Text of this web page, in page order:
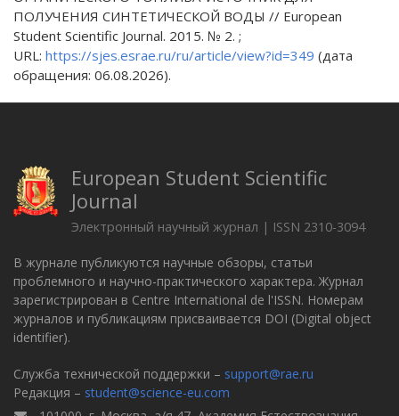
ПОЛУЧЕНИЯ СИНТЕТИЧЕСКОЙ ВОДЫ // European
Student Scientific Journal. 2015. № 2. ;
URL: https://sjes.esrae.ru/ru/article/view?id=349 (дата
обращения: 06.08.2026).
European Student Scientific
Journal
Электронный научный журнал | ISSN 2310-3094
В журнале публикуются научные обзоры, статьи
проблемного и научно-практического характера. Журнал
зарегистрирован в Centre International de l'ISSN. Номерам
журналов и публикациям присваивается DOI (Digital object
identifier).
Служба технической поддержки – support@rae.ru
Редакция – student@science-eu.com